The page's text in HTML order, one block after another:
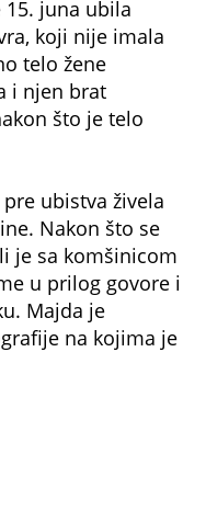
na kojima je
Jelena nije bila
zaposlenih u
u kojoj je
zločina
koji je potom
prilikom
telo.